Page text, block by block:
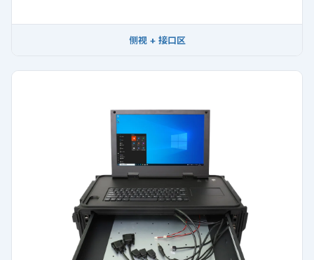
侧视 + 接口区